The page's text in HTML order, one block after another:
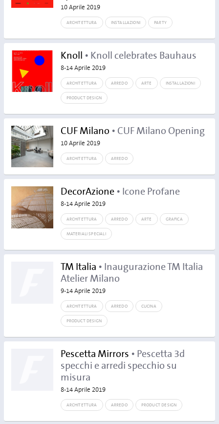
10 Aprile 2019
ARCHITETTURA INSTALLAZIONI PARTY
Knoll • Knoll celebrates Bauhaus
8-14 Aprile 2019
ARCHITETTURA ARREDO ARTE INSTALLAZIONI
PRODUCT DESIGN
CUF Milano • CUF Milano Opening
10 Aprile 2019
ARCHITETTURA ARREDO
DecorAzione• Icone Profane
8-14 Aprile 2019
ARCHITETTURA ARREDO ARTE GRAFICA
MATERIALI SPECIALI
TM Italia • Inaugurazione TM Italia
Atelier Milano
9-14 Aprile 2019
ARCHITETTURA ARREDO CUCINA
PRODUCT DESIGN
Pescetta Mirrors • Pescetta 3d
specchi e arredi specchio su
misura
8-14 Aprile 2019
ARCHITETTURA ARREDO PRODUCT DESIGN